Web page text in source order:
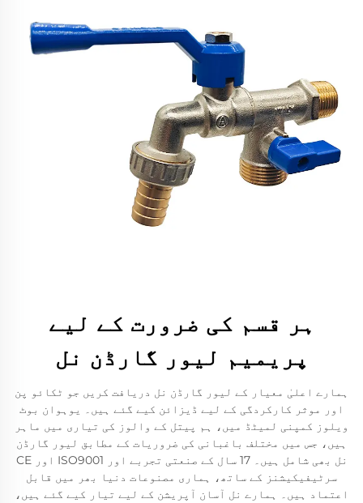
ہر قسم کی ضرورت کے لیے
پریمیم لیور گارڈن نل
ہمارے اعلیٰ معیار کے لیور گارڈن نل دریافت کریں جو ٹکائو پن
اور موثر کارکردگی کے لیے ڈیزائن کیے گئے ہیں۔ یوہوان بوٹ
ویلوز کمپنی لمیٹڈ میں، ہم پیتل کے والوز کی تیاری میں ماہر
ہیں، جس میں مختلف باغبانی کی ضروریات کے مطابق لیور گارڈن
نل بھی شامل ہیں۔ 17 سال کے صنعتی تجربے اور ISO9001 اور CE
سرٹیفیکیشنز کے ساتھ، ہماری مصنوعات دنیا بھر میں قابل
اعتماد ہیں۔ ہمارے نل آسان آپریشن کے لیے تیار کیے گئے ہیں،